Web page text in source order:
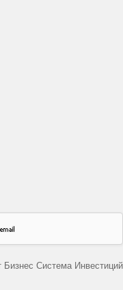
Бизнес Система Инвестиций